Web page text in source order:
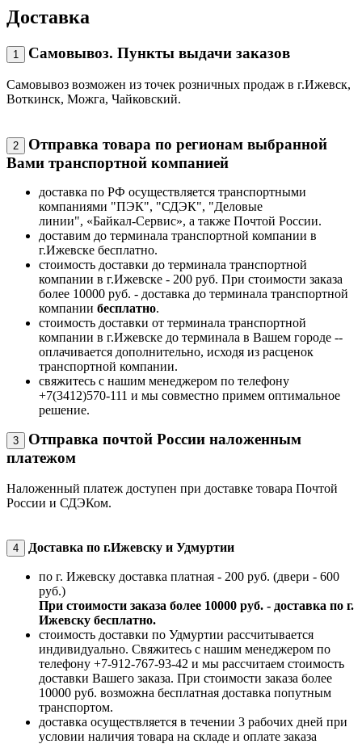
Доставка
1 Самовывоз. Пункты выдачи заказов
Самовывоз возможен из точек розничных продаж в г.Ижевск,
Воткинск, Можга, Чайковский.
2
Отправка товара по регионам выбранной
Вами транспортной компанией
доставка по РФ осуществляется транспортными
компаниями "ПЭК", "СДЭК", "Деловые
линии", «Байкал-Сервис», а также Почтой России.
доставим до терминала транспортной компании в
г.Ижевске бесплатно.
стоимость доставки до терминала транспортной
компании в г.Ижевске - 200 руб. При стоимости заказа
более 10000 руб. - доставка до терминала транспортной
компании бесплатно.
стоимость доставки от терминала транспортной
компании в г.Ижевске до терминала в Вашем городе --
оплачивается дополнительно, исходя из расценок
транспортной компании.
свяжитесь с нашим менеджером по телефону
+7(3412)570-111 и мы совместно примем оптимальное
решение.
3
Отправка почтой России наложенным
платежом
Наложенный платеж доступен при доставке товара Почтой
России и СДЭКом.
4 Доставка по г.Ижевску и Удмуртии
по г. Ижевску доставка платная - 200 руб. (двери - 600
руб.)
При стоимости заказа более 10000 руб. - доставка по г.
Ижевску бесплатно.
стоимость доставки по Удмуртии рассчитывается
индивидуально. Свяжитесь с нашим менеджером по
телефону +7-912-767-93-42 и мы рассчитаем стоимость
доставки Вашего заказа. При стоимости заказа более
10000 руб. возможна бесплатная доставка попутным
транспортом.
доставка осуществляется в течении 3 рабочих дней при
условии наличия товара на складе и оплате заказа